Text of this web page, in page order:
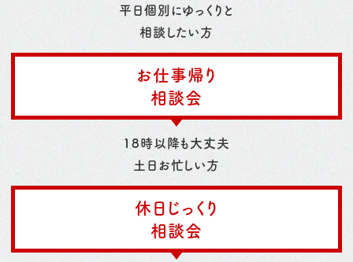
平日個別にゆっくりと
相談したい方
お仕事帰り
相談会
18時以降も大丈夫
土日お忙しい方
休日じっくり
相談会